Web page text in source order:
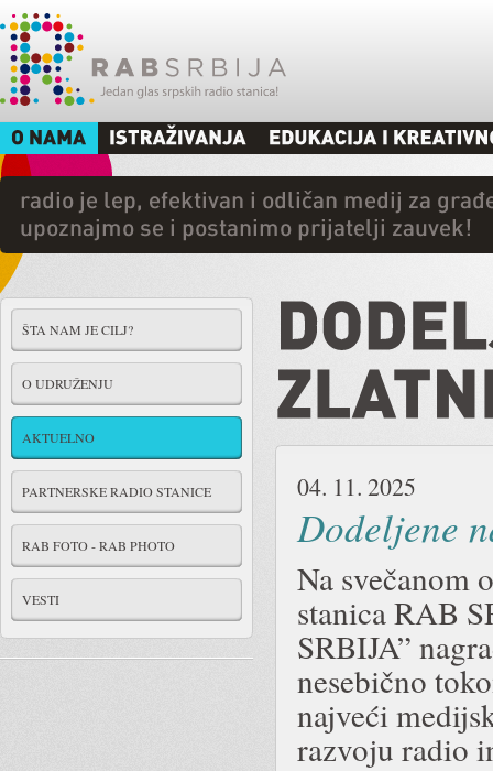
ŠTA NAM JE CILJ?
O UDRUŽENJU
AKTUELNO
PARTNERSKE RADIO STANICE
RAB FOTO - RAB PHOTO
VESTI
04. 11. 2025
Dodeljene
Na svečanom
stanica RAB
SRBIJA”
nesebično
najveći
razvoju radio